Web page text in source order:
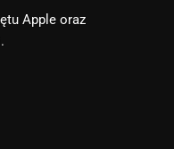
Apple oraz